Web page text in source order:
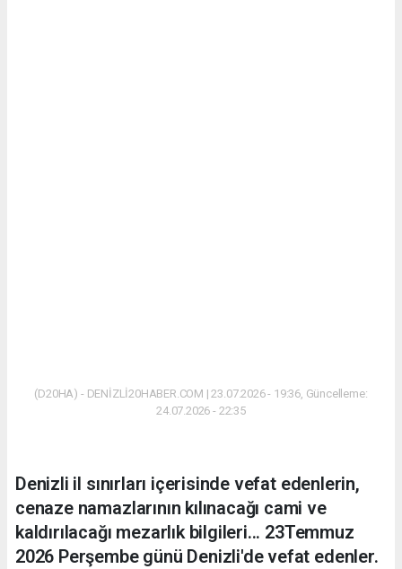
(D20HA) - DENİZLİ20HABER.COM | 23.07.2026 - 19:36, Güncelleme:
24.07.2026 - 22:35
Denizli il sınırları içerisinde vefat edenlerin,
cenaze namazlarının kılınacağı cami ve
kaldırılacağı mezarlık bilgileri... 23Temmuz
2026 Perşembe günü Denizli'de vefat edenler.